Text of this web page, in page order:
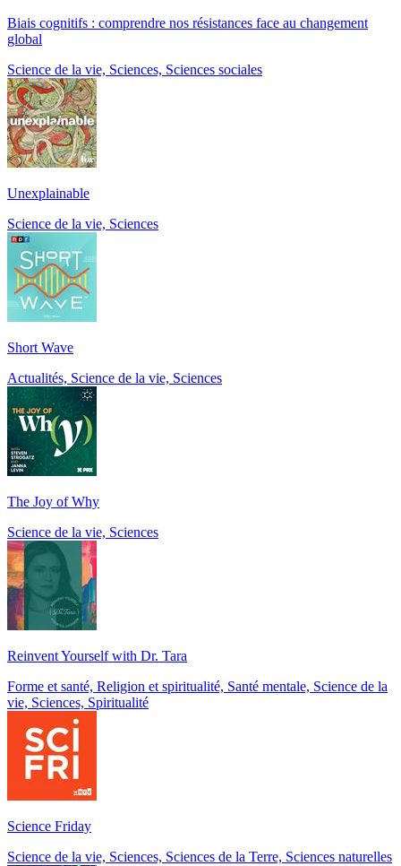
Biais cognitifs : comprendre nos résistances face au changement
global
Science de la vie, Sciences, Sciences sociales
Unexplainable
Science de la vie, Sciences
Short Wave
Actualités, Science de la vie, Sciences
The Joy of Why
Science de la vie, Sciences
Reinvent Yourself with Dr. Tara
Forme et santé, Religion et spiritualité, Santé mentale, Science de la
vie, Sciences, Spiritualité
Science Friday
Science de la vie, Sciences, Sciences de la Terre, Sciences naturelles